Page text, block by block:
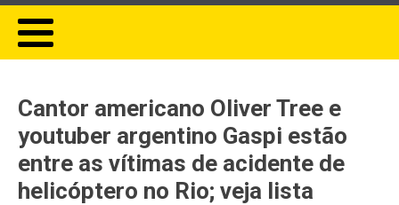
Cantor americano Oliver Tree e
youtuber argentino Gaspi estão
entre as vítimas de acidente de
helicóptero no Rio; veja lista